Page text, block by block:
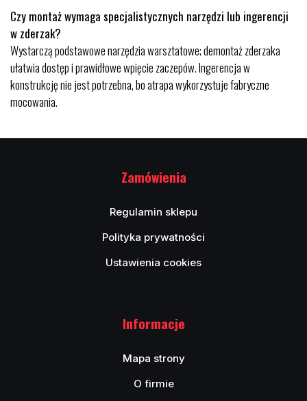
Czy montaż wymaga specjalistycznych narzędzi lub ingerencji
w zderzak?
Wystarczą podstawowe narzędzia warsztatowe; demontaż zderzaka
ułatwia dostęp i prawidłowe wpięcie zaczepów. Ingerencja w
konstrukcję nie jest potrzebna, bo atrapa wykorzystuje fabryczne
mocowania.
Zamówienia
Regulamin sklepu
Polityka prywatności
Ustawienia cookies
Informacje
Mapa strony
O firmie